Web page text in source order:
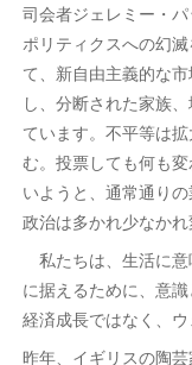
司会者ジェレミー・
ポリティクスへの幻
て、新自由主義的な
し、分断された家族
ています。不平等は
む。投票しても何も
いようと、通常通り
政治は多かれ少なかれ
私たちは、生活に
に据えるために、意
経済成長ではなく、
昨年、イギリスの陶